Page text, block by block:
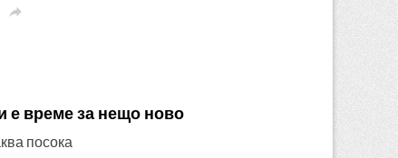

е време за нещо ново
посока